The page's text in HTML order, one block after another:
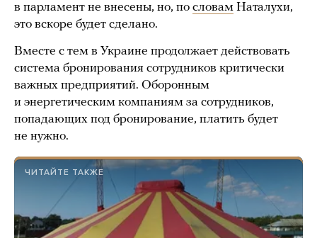
в парламент не внесены, но, по словам Наталухи,
это вскоре будет сделано.
Вместе с тем в Украине продолжает действовать
система бронирования сотрудников критически
важных предприятий. Оборонным
и энергетическим компаниям за сотрудников,
попадающих под бронирование, платить будет
не нужно.
ЧИТАЙТЕ ТАКЖЕ